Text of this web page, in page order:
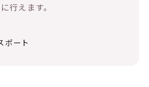
行えます。
ポート